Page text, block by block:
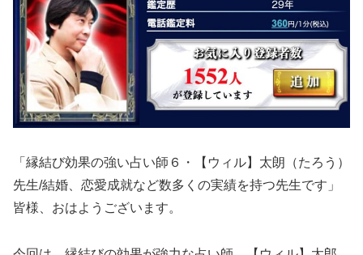
「縁結び効果の強い占い師６・【ウィル】太朗（たろう）
先生/結婚、恋愛成就など数多くの実績を持つ先生です」
皆様、おはようございます。